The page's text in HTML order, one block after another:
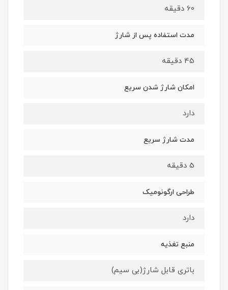
60 دقیقه
مدت استفاده پس از شارژ
45 دقیقه
امکان شارژ شدن سریع
دارد
مدت شارژ سریع
5 دقیقه
طراحی ارگونومیک
دارد
منبع تغذیه
باتری قابل شارژ(بی سیم)